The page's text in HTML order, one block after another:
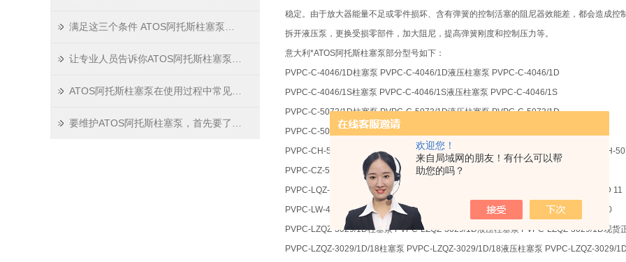
欢迎您！
来自局域网的朋友！有什么可以帮
助您的吗？
稳定。由于放大器能量不足或零件损坏、含有弹簧的控制活塞的阻尼器效能差，都会造成
拆开液压泵，更换受损零部件，加大阻尼，提高弹簧刚度和控制压力等。
意大利*ATOS阿托斯柱塞泵部分型号如下：
PVPC-C-4046/1D柱塞泵 PVPC-C-4046/1D液压柱塞泵 PVPC-C-4046/1D
PVPC-C-4046/1S柱塞泵 PVPC-C-4046/1S液压柱塞泵 PVPC-C-4046/1S
PVPC-C-5073/1D柱塞泵 PVPC-C-5073/1D液压柱塞泵 PVPC-C-5073/1D
PVPC-C-5073/1S 10柱塞泵 PVPC-C-5073/1S 10液压柱塞泵 PVPC-C-5073/1S 10
PVPC-CH-5073/1D-IX 24DC柱塞泵 PVPC-CH-5073/1D-IX 24DC液压柱塞泵 PVPC-CH-
PVPC-CZ-5073/1D 12柱塞泵 PVPC-CZ-5073/1D 12液压柱塞泵 PVPC-CZ-5073/1D 12
PVPC-LQZ-5073/1D 11柱塞泵 PVPC-LQZ-5073/1D 11液压柱塞泵 PVPC-LQZ-5073/1D 11
PVPC-LW-4046/1D 10柱塞泵 PVPC-LW-4046/1D 10液压柱塞泵 PVPC-LW-4046/1D 10
PVPC-LZQZ-3029/1D柱塞泵 PVPC-LZQZ-3029/1D液压柱塞泵 PVPC-LZQZ-3029/1D现货
PVPC-LZQZ-3029/1D/18柱塞泵 PVPC-LZQZ-3029/1D/18液压柱塞泵 PVPC-LZQZ-3029/